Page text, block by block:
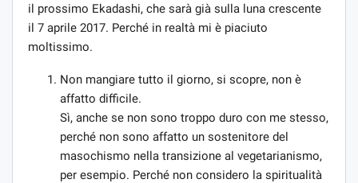
il prossimo Ekadashi, che sarà già sulla luna crescente
il 7 aprile 2017. Perché in realtà mi è piaciuto
moltissimo.
Non mangiare tutto il giorno, si scopre, non è
affatto difficile.
Sì, anche se non sono troppo duro con me stesso,
perché non sono affatto un sostenitore del
masochismo nella transizione al vegetarianismo,
per esempio. Perché non considero la spiritualità